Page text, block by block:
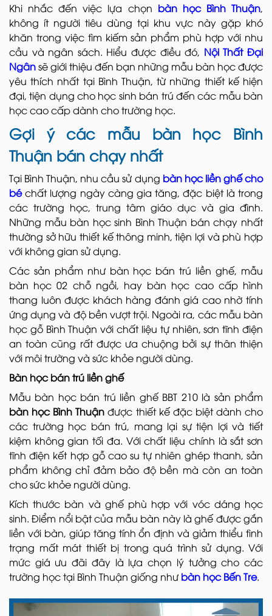
Khi nhắc đến việc lựa chọn bàn học Bình Thuận,
không ít người tiêu dùng tại khu vực này gặp khó
khăn trong việc tìm kiếm sản phẩm phù hợp với nhu
cầu và ngân sách. Hiểu được điều đó, Nội Thất Đại
Ngânsẽ giới thiệu đến bạn những mẫu bàn học được
yêu thích nhất tại Bình Thuận, từ những thiết kế hiện
đại, tiện dụng cho học sinh bán trú đến các mẫu bàn
học cao cấp dành cho trường học.
Gợi ý các mẫu bàn học Bình
Thuận bán chạy nhất
Tại Bình Thuận, nhu cầu sử dụng bàn học liền ghế cho
béchất lượng ngày càng gia tăng, đặc biệt là trong
các trường học, trung tâm giáo dục và gia đình.
Những mẫu bàn học sinh Bình Thuận bán chạy nhất
thường sở hữu thiết kế thông minh, tiện lợi và phù hợp
với không gian sử dụng.
Các sản phẩm như bàn học bán trú liền ghế, mẫu
bàn học 02 chỗ ngồi, hay bàn học cao cấp hình
thang luôn được khách hàng đánh giá cao nhờ tính
ứng dụng và độ bền vượt trội. Ngoài ra, các mẫu bàn
học gỗ Bình Thuận với chất liệu tự nhiên, sơn tĩnh điện
an toàn cũng rất được ưa chuộng bởi sự thân thiện
với môi trường và sức khỏe người dùng.
Bàn học bán trú liền ghế
Mẫu bàn học bán trú liền ghế BBT 210 là sản phẩm
bàn học Bình Thuận được thiết kế đặc biệt dành cho
các trường học bán trú, mang lại sự tiện lợi và tiết
kiệm không gian tối đa. Với chất liệu chính là sắt sơn
tĩnh điện kết hợp gỗ cao su tự nhiên ghép thanh, sản
phẩm không chỉ đảm bảo độ bền mà còn an toàn
cho sức khỏe người dùng.
Kích thước bàn và ghế phù hợp với vóc dáng học
sinh. Điểm nổi bật của mẫu bàn này là ghế được gắn
liền với bàn, giúp tăng tính ổn định và giảm thiểu tình
trạng mất mát thiết bị trong quá trình sử dụng. Với
mức giá ưu đãi đây là lựa chọn lý tưởng cho các
trường học tại Bình Thuận giống như bàn học Bến Tre.